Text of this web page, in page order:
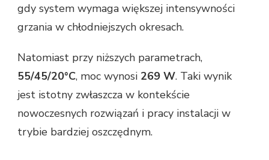
gdy system wymaga większej intensywności
grzania w chłodniejszych okresach.
Natomiast przy niższych parametrach,
55/45/20°C, moc wynosi 269 W. Taki wynik
jest istotny zwłaszcza w kontekście
nowoczesnych rozwiązań i pracy instalacji w
trybie bardziej oszczędnym.